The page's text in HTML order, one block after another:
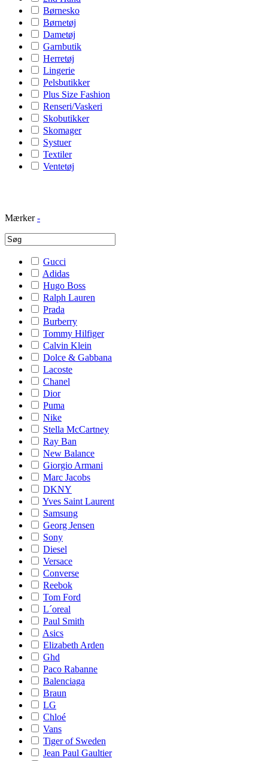
Børnesko
Børnetøj
Dametøj
Garnbutik
Herretøj
Lingerie
Pelsbutikker
Plus Size Fashion
Renseri/Vaskeri
Skobutikker
Skomager
Systuer
Textiler
Ventetøj
Mærker -
Gucci
Adidas
Hugo Boss
Ralph Lauren
Prada
Burberry
Tommy Hilfiger
Calvin Klein
Dolce & Gabbana
Lacoste
Chanel
Dior
Puma
Nike
Stella McCartney
Ray Ban
New Balance
Giorgio Armani
Marc Jacobs
DKNY
Yves Saint Laurent
Samsung
Georg Jensen
Sony
Diesel
Versace
Converse
Reebok
Tom Ford
L´oreal
Paul Smith
Asics
Elizabeth Arden
Ghd
Paco Rabanne
Balenciaga
Braun
LG
Chloé
Vans
Tiger of Sweden
Jean Paul Gaultier